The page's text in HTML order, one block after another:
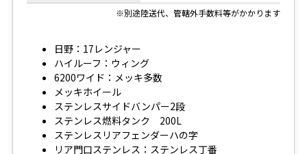
※別途陸送代、管轄外手数料等がかかります
日野：17レンジャー
ハイルーフ：ウィング
6200ワイド：メッキ多数
メッキホイール
ステンレスサイドバンパー2段
ステンレス燃料タンク 200L
ステンレスリアフェンダーハの字
リア門口ステンレス：ステンレス丁番